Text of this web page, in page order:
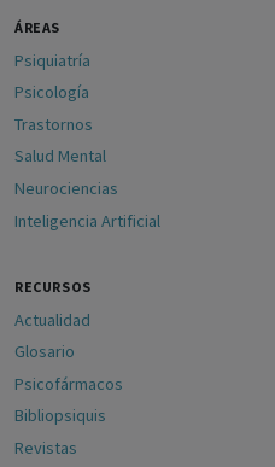
ÁREAS
Psiquiatría
Psicología
Trastornos
Salud Mental
Neurociencias
Inteligencia Artificial
RECURSOS
Actualidad
Glosario
Psicofármacos
Bibliopsiquis
Revistas